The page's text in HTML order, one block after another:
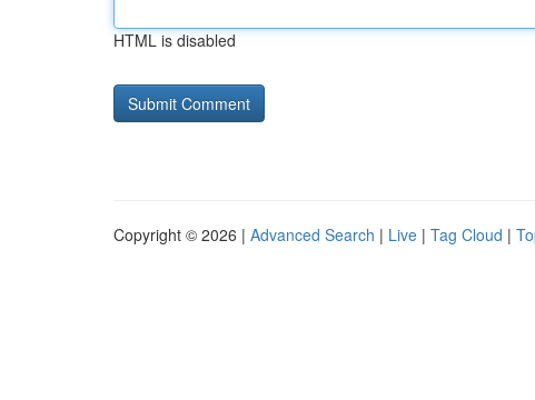
HTML is disabled
Copyright © 2026 | Advanced Search | Live | Tag Cloud |